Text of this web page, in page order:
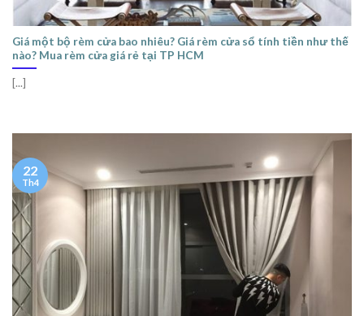
Giá một bộ rèm cửa bao nhiêu? Giá rèm cửa sổ tính tiền như thế
nào? Mua rèm cửa giá rẻ tại TP HCM
[...]
22
Th4